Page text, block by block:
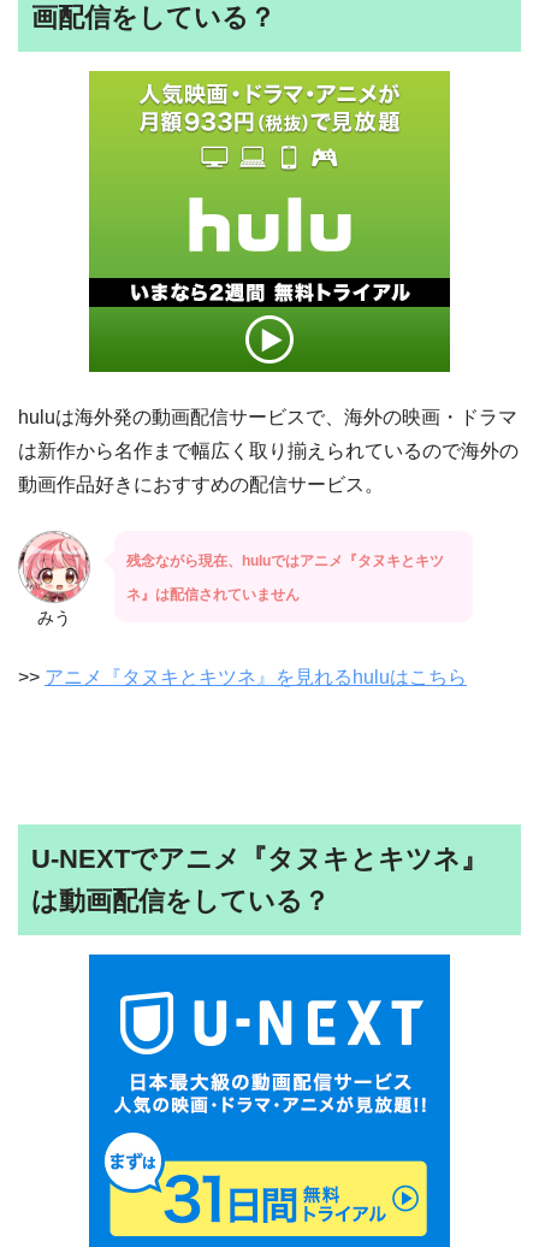
画配信をしている？
huluは海外発の動画配信サービスで、海外の映画・ドラマ
は新作から名作まで幅広く取り揃えられているので海外の
動画作品好きにおすすめの配信サービス。
みう
残念ながら現在、huluではアニメ『タヌキとキツ
ネ』は配信されていません
>> アニメ『タヌキとキツネ』を見れるhuluはこちら
U-NEXTでアニメ『タヌキとキツネ』
は動画配信をしている？